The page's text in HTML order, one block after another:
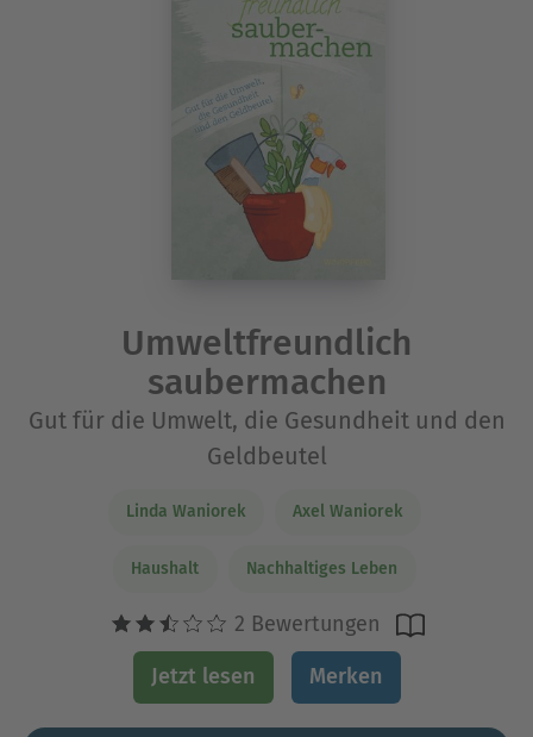
Umweltfreundlich
saubermachen
Gut für die Umwelt, die Gesundheit und den
Geldbeutel
Linda Waniorek Axel Waniorek
Haushalt Nachhaltiges Leben
2 Bewertungen
Jetzt lesen Merken